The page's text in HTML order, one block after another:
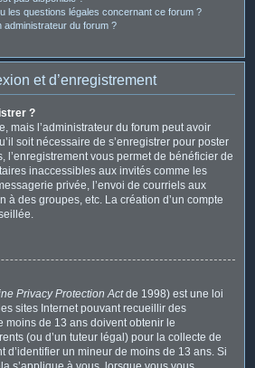
les questions légales concernant ce forum ?
administrateur du forum ?
et d’enregistrement
?
mais l’administrateur du forum peut avoir
soit nécessaire de s’enregistrer pour poster
l’enregistrement vous permet de bénéficier de
inaccessibles aux invités comme les
privée, l’envoi de courriels aux
à des groupes, etc. La création d’un compte
Privacy Protection Actde 1998) est une loi
sites Internet pouvant recueillir des
moins de 13 ans doivent obtenir le
(ou d’un tuteur légal) pour la collecte de
d’identifier un mineur de moins de 13 ans. Si